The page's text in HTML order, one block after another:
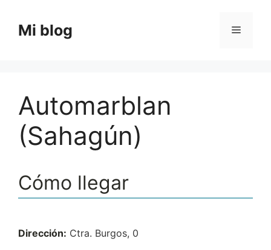
contenido
Mi blog Menú
Automarblan
(Sahagún)
Cómo llegar
Dirección: Ctra. Burgos, 0